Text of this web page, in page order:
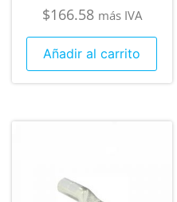
$166.58 más IVA
Añadir al carrito